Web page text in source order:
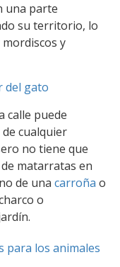
una parte
su territorio, lo
y
del gato
calle puede
cualquier
no tiene que
matarratas en
de una carroña o
o
para los animales